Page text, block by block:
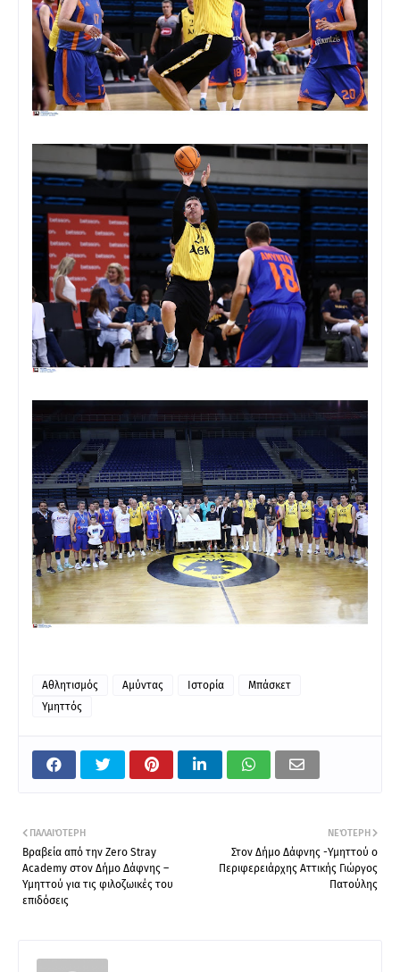
Αθλητισμός Αμύντας Ιστορία
Μπάσκετ
Υμηττός
ΝΕΌΤΕΡΗ
Στον Δήμο Δάφνης -Υμηττού ο
Περιφερειάρχης Αττικής Γιώργος
Πατούλης
ΠΑΛΑΙΌΤΕΡΗ
Βραβεία από την Zero Stray
Academy στον Δήμο Δάφνης –
Υμηττού για τις φιλοζωικές του
επιδόσεις